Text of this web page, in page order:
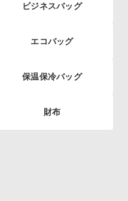
ビジネスバッグ
エコバッグ
保温保冷バッグ
財布